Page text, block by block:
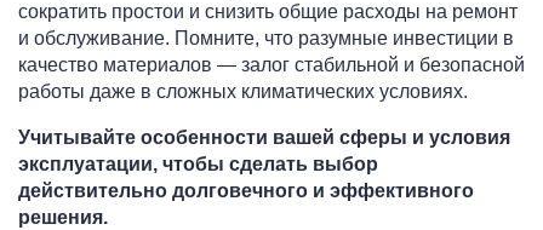
сократить простои и снизить общие расходы на ремонт
и обслуживание. Помните, что разумные инвестиции в
качество материалов — залог стабильной и безопасной
работы даже в сложных климатических условиях.
Учитывайте особенности вашей сферы и условия
эксплуатации, чтобы сделать выбор
действительно долговечного и эффективного
решения.